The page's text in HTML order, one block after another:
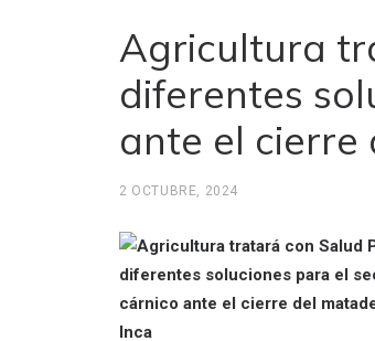
Agricultura
diferentes
ante el cierre
2 OCTUBRE, 2024